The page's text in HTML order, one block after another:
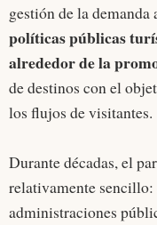
gestión de la demanda
políticas públicas
alrededor de la
de destinos con el
los flujos de visitantes.
Durante décadas, el
relativamente sencillo:
administraciones